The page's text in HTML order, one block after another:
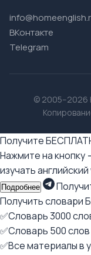
ВКонтакте
Telegram
© 2005–2026
Получите
Нажмите на
изучать
Подробнее
Получить словари
✅Словарь 3000
✅Словарь 500
✅Все материалы в